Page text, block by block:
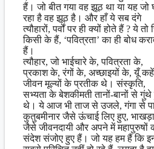
हैं। जो बीत गया वह झूठ था या यह जो
रहा है वह झूठ है। और हाँ ये सब दंगे
त्यौहारों, पर्वों पर ही क्यों होते हैं ? ये तो
किसी के हैं, ‘पवित्रता’ का ही बोध
हैं।
त्यौहार, जो भाईचारे के, पवित्रता के,
प्रकाश के, रंगों के, अच्छाइयों के, यूँ कहें
जीवन मूल्यों के प्रतीक थे। संस्कृति,
सभ्यता के बेशकीमती तानों-बानों से गुंथे
थे। ये आज भी ताज से उजले, गंगा से
कुतुबमीनार जैसे ऊंचाई लिए हुए, भाखड़ा
जैसे जीवनदायी और अपने में महापुरुषों
संदेश संजोए हुए हैं। जो यह हम हैं कि